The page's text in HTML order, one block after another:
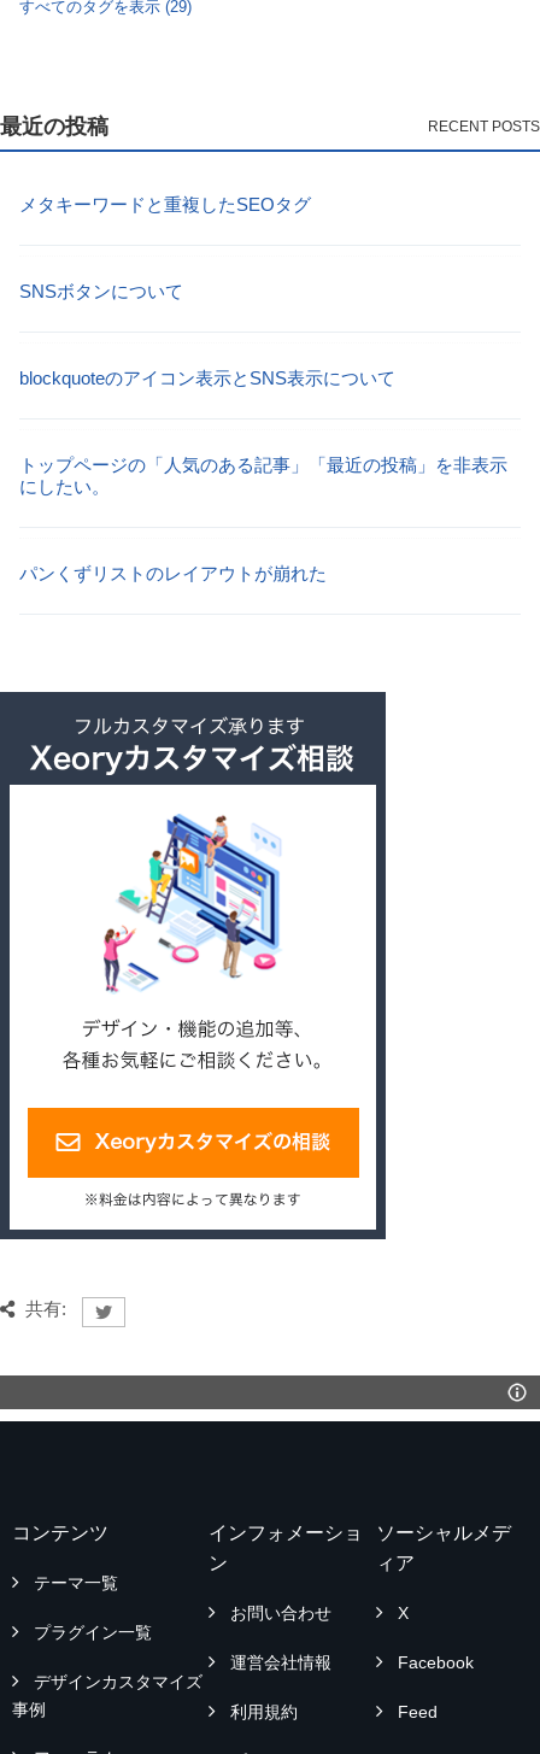
すべてのタグを表示 (29)
最近の投稿
メタキーワードと重複したSEOタグ
SNSボタンについて
blockquoteのアイコン表示とSNS表示について
トップページの「人気のある記事」「最近の投稿」を非表示
にしたい。
パンくずリストのレイアウトが崩れた
共有:
コンテンツ
テーマ一覧
プラグイン一覧
デザインカスタマイズ
事例
インフォメーショ
ン
お問い合わせ
運営会社情報
利用規約
ソーシャルメデ
ィア
X
Facebook
Feed